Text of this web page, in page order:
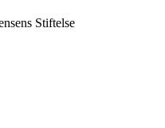
Stiftelse